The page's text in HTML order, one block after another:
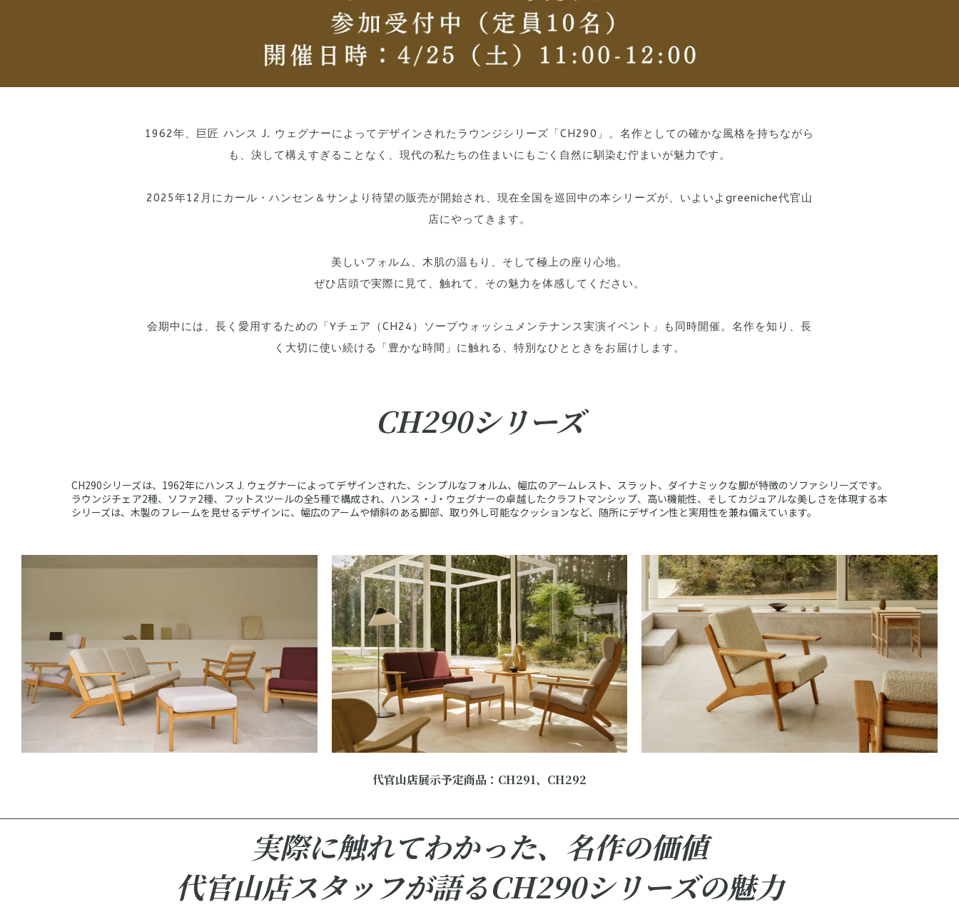
1962年、巨匠 ハンス J. ウェグナーによってデザインされたラウンジシリーズ「CH290」。 名作としての確かな風格を持ちながら
も、決して構えすぎることなく、現代の私たちの住まいにもごく自然に馴染む佇まいが魅力です。
2025年12月にカール・ハンセン＆サンより待望の販売が開始され、現在全国を巡回中の本シリーズが、いよいよgreeniche代官山
店にやってきます。
美しいフォルム、木肌の温もり、そして極上の座り心地。
ぜひ店頭で実際に見て、触れて、その魅力を体感してください。
会期中には、長く愛用するための「Yチェア（CH24）ソープウォッシュメンテナンス実演イベント」も同時開催。名作を知り、長
く大切に使い続ける「豊かな時間」に触れる、特別なひとときをお届けします。
CH290シリーズ
CH290シリーズは、1962年にハンス J. ウェグナーによってデザインされた、 シンプルなフォルム、幅広のアームレスト、スラット、ダイナミックな脚が特徴のソファシリーズです。
ラウンジチェア2種、ソファ2種、フットスツールの全5種で構成され、 ハンス・J・ウェグナーの卓越したクラフトマンシップ、高い機能性、そしてカジュアルな美しさを体現する本
シリーズは、 木製のフレームを見せるデザインに、幅広のアームや傾斜のある脚部、取り外し可能なクッションなど、 随所にデザイン性と実用性を兼ね備えています。
代官山店展示予定商品：CH291、CH292
実際に触れてわかった、名作の価値
代官山店スタッフが語るCH290シリーズの魅力